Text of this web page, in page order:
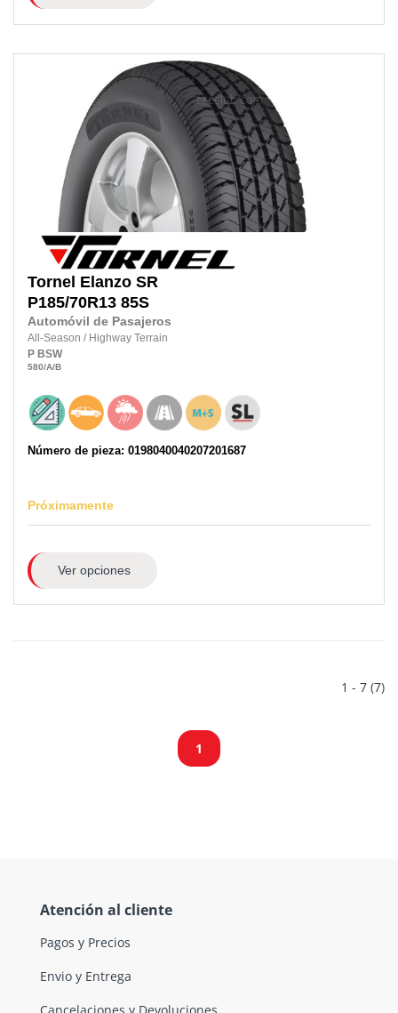
Tornel Elanzo SR
P185/70R13 85S
Automóvil de Pasajeros
All-Season / Highway Terrain
P BSW
580/A/B
Número de pieza: 0198040040207201687
Próximamente
Ver opciones
1 - 7 (7)
1
Atención al cliente
Pagos y Precios
Envio y Entrega